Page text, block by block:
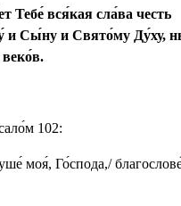
Тебе́ вся́кая сла́ва честь
и Сы́ну и Свято́му Ду́ху,
102:
моя́, Го́спода,/